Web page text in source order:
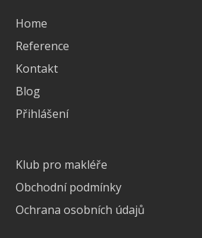
Home
Reference
Kontakt
Blog
Přihlášení
Klub pro makléře
Obchodní podmínky
Ochrana osobních údajů